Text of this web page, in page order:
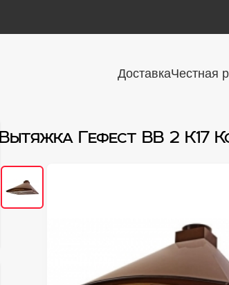
ДоставкаЧестная
Вытяжка Гефест ВВ 2 К17